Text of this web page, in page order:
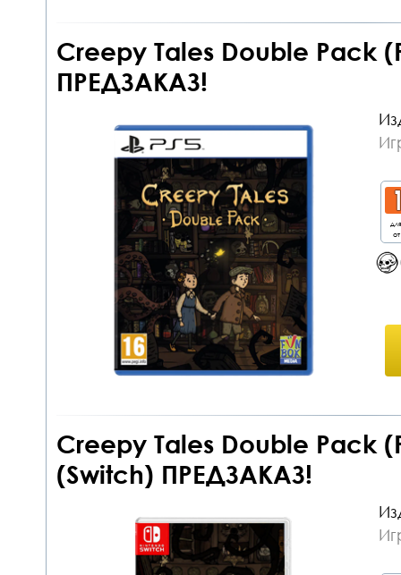
Creepy Tales Double Pack
ПРЕДЗАКАЗ!
Creepy Tales Double Pack
(Switch) ПРЕДЗАКАЗ!